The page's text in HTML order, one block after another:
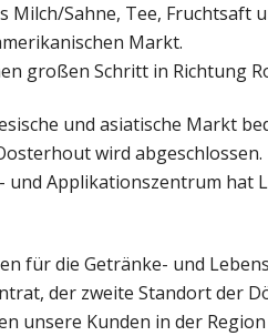
Sahne, Tee, Fruchtsaft
Markt.
großen Schritt in Richtung
und asiatische Markt
wird abgeschlossen.
und Applikationszentrum hat
für die Getränke- und
der zweite Standort der
unsere Kunden in der Region